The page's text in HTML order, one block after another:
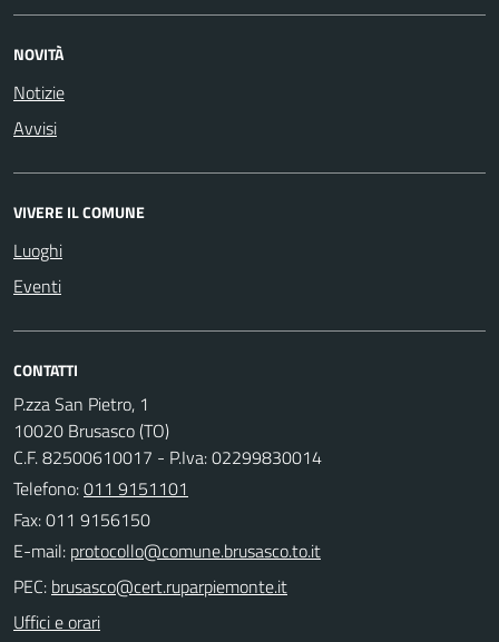
NOVITÀ
Notizie
Avvisi
VIVERE IL COMUNE
Luoghi
Eventi
CONTATTI
P.zza San Pietro, 1
10020 Brusasco (TO)
C.F. 82500610017 - P.Iva: 02299830014
Telefono:011 9151101
Fax: 011 9156150
E-mail:
PEC:
Uffici e orari